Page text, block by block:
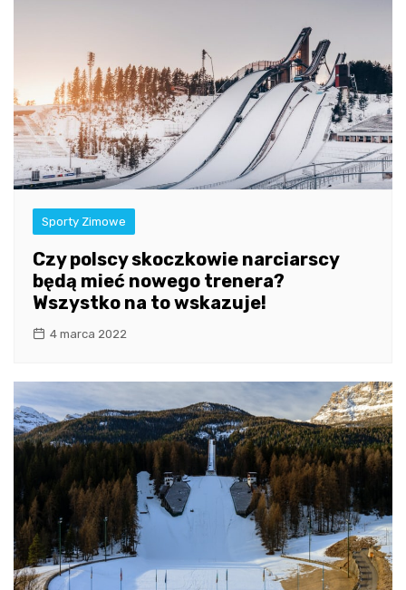
Sporty Zimowe
Czy polscy skoczkowie narciarscy
będą mieć nowego trenera?
Wszystko na to wskazuje!
4 marca 2022